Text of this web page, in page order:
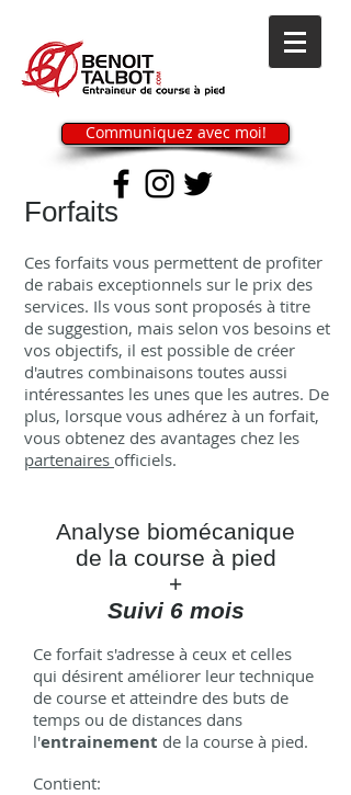
Communiquez avec moi!
Forfaits
Ces forfaits vous permettent de profiter
de rabais exceptionnels sur le prix des
services. Ils vous sont proposés à titre
de suggestion, mais selon vos besoins et
vos objectifs, il est possible de créer
d'autres combinaisons toutes aussi
intéressantes les unes que les autres. De
plus, lorsque vous adhérez à un forfait,
vous obtenez des avantages chez les
partenaires officiels.
Analyse biomécanique
de la course à pied
+
Suivi 6 mois
Ce forfait s'adresse à ceux et celles
qui désirent améliorer leur technique
de course et atteindre des buts de
temps ou de distances dans
l'entrainement de la course à pied.
Contient: